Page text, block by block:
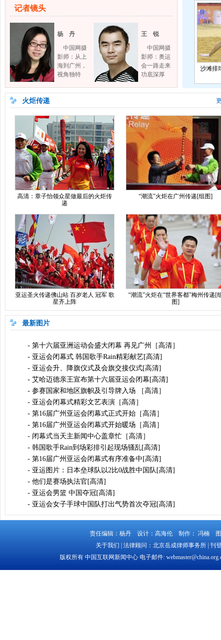
沙滩排
记者镜头
杨 丹
中国网摄
影师：从上
海到广州，
视角独特
王 锐
中国网摄
影师：奥运
会一路走来
功底深厚
火炬传递
高清：章子怡领众星做最后的火炬传
递
“潮流”火炬在广州传递[组图]
亚运圣火传递佛山站 百岁老人 冠军 歌
星齐上阵
“潮流”火炬在“世界客都”梅州传递[
图]
最新图片
- 第十六届亚洲运动会盛大闭幕 再见广州［高清］
- 亚运会闭幕式 韩国歌手Rain精彩献艺[高清]
- 亚运会升、降旗仪式及会旗交接仪式[高清]
- 艾哈迈德亲王宣布第十六届亚运会闭幕[高清]
- 参赛国家和地区旗帜及引导牌入场 ［高清］
- 亚运会闭幕式精彩文艺表演［高清］
- 第16届广州亚运会闭幕式正式开始［高清］
- 第16届广州亚运会闭幕式开始暖场［高清］
- 闭幕式当天主新闻中心盖章忙［高清］
- 韩国歌手Rain到场彩排引起现场骚乱[高清]
- 第16届广州亚运会闭幕式有序准备中[高清]
- 亚运图片：日本垒球队以2比0战胜中国队[高清]
- 他们是赛场执法官[高清]
- 亚运会男篮 中国夺冠[高清]
- 亚运会女子手球中国队打出气势首次夺冠[高清]
责任编辑：杨丹 设计：高海伦 制作： 冯楠
关于我们 | 法律顾问： 北京岳成律师事务所 刊
版权所有 中国互联网新闻中心 电子邮件: